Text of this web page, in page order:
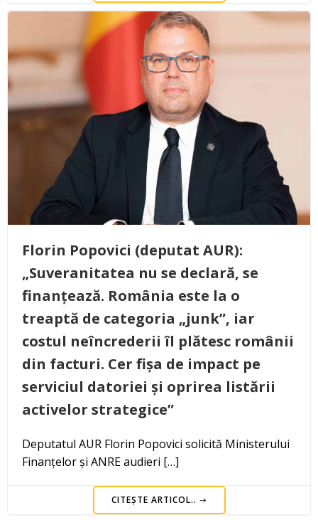
Florin Popovici (deputat AUR):
„Suveranitatea nu se declară, se
finanțează. România este la o
treaptă de categoria „junk”, iar
costul neîncrederii îl plătesc românii
din facturi. Cer fișa de impact pe
serviciul datoriei și oprirea listării
activelor strategice”
Deputatul AUR Florin Popovici solicită Ministerului
Finanțelor și ANRE audieri […]
CITEȘTE ARTICOL..